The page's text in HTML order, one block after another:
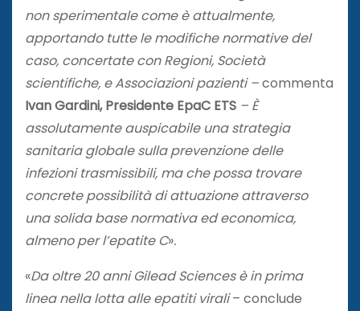
non sperimentale come è attualmente,
apportando tutte le modifiche normative del
caso, concertate con Regioni, Società
scientifiche, e Associazioni pazienti –commenta
Ivan Gardini, Presidente EpaC ETS – È
assolutamente auspicabile una strategia
sanitaria globale sulla prevenzione delle
infezioni trasmissibili, ma che possa trovare
concrete possibilità di attuazione attraverso
una solida base normativa ed economica,
almeno per l’epatite C».
«Da oltre 20 anni Gilead Sciences è in prima
linea nella lotta alle epatiti virali– conclude